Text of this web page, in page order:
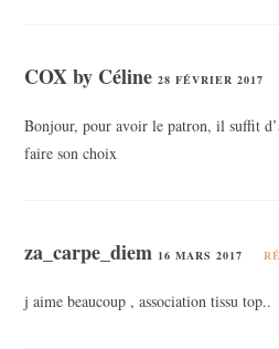
COX by Céline28 FÉVRIER 2017
Bonjour, pour avoir le patron, il suffit
faire son choix
za_carpe_diem 16 MARS 2017
j aime beaucoup , association tissu top..